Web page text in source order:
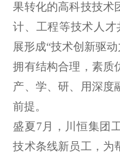
果转化的高科技技术
计、工程等技术人才
展形成“技术创新驱动
拥有结构合理，素质
产、学、研、用深度
前提。
盛夏 7 月， 川恒集团
技术条线新员工 ， 为